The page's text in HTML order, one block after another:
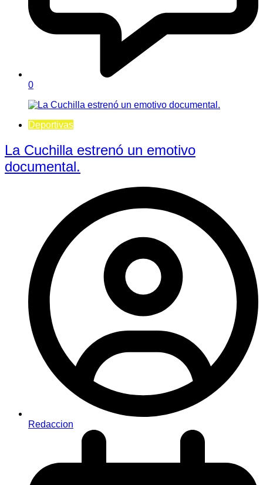
0
Deportivas
La Cuchilla estrenó un emotivo
documental.
Redaccion